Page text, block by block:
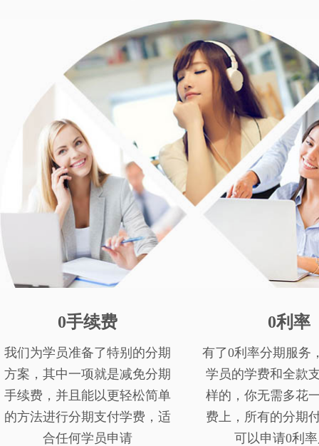
0手续费
我们为学员准备了特别的分期
方案，其中一项就是减免分期
手续费，并且能以更轻松简单
的方法进行分期支付学费，适
合任何学员申请
0利率
有了0利率分期服务
学员的学费和全款
样的，你无需多花
费上，所有的分期
可以申请0利